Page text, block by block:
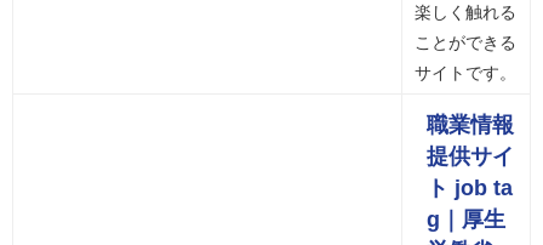
楽しく触れる
ことができる
サイトです。
職業情報
提供サイ
ト job ta
g｜厚生